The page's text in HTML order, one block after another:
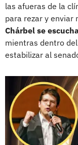
las afueras de la
para rezar y enviar
Chárbel se
mientras dentro
estabilizar al